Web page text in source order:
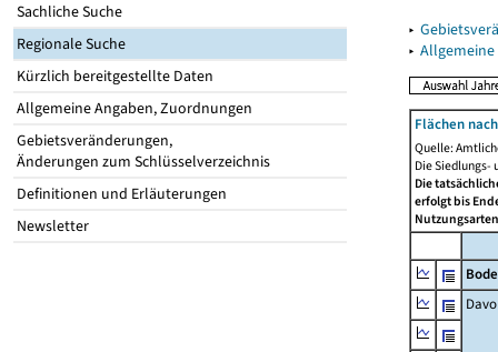
Sachliche Suche
Regionale Suche
Kürzlich bereitgestellte Daten
Allgemeine Angaben, Zuordnungen
Gebietsveränderungen,
Änderungen zum Schlüsselverzeichnis
Definitionen und Erläuterungen
Newsletter
▸
▸
Flächen
Quelle:
Die Siedlungs-
Die
erfolgt bis